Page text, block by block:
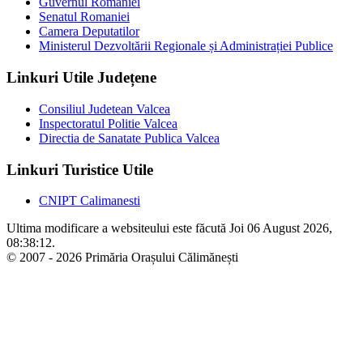
Senatul Romaniei
Camera Deputatilor
Ministerul Dezvoltării Regionale și Administrației Publice
Linkuri Utile Județene
Consiliul Judetean Valcea
Inspectoratul Politie Valcea
Directia de Sanatate Publica Valcea
Linkuri Turistice Utile
CNIPT Calimanesti
Ultima modificare a websiteului este făcută Joi 06 August 2026,
08:38:12.
© 2007 - 2026 Primăria Orașului Călimănești